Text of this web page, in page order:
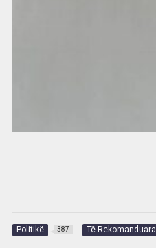
Politikë 387 Të Rekomanduara